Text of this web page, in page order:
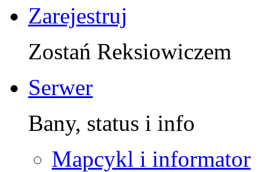
Zarejestruj
Zostań Reksiowiczem
Serwer
Bany, status i info
Mapcykl i informator